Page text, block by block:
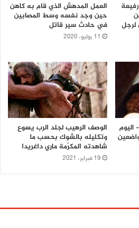
لرجل
العمل المدهش الذي قام به كاهن
حين وجد نفسه وسط المصابين
في حادث سير قاتل
11 يوليو، 2020
اليوم
الوصف الرهيب لجلد الرب يسوع
وتكليله بالشوك بحسب ما
شاهدته المكرّمة ماري داغريدا
19 فبراير، 2021